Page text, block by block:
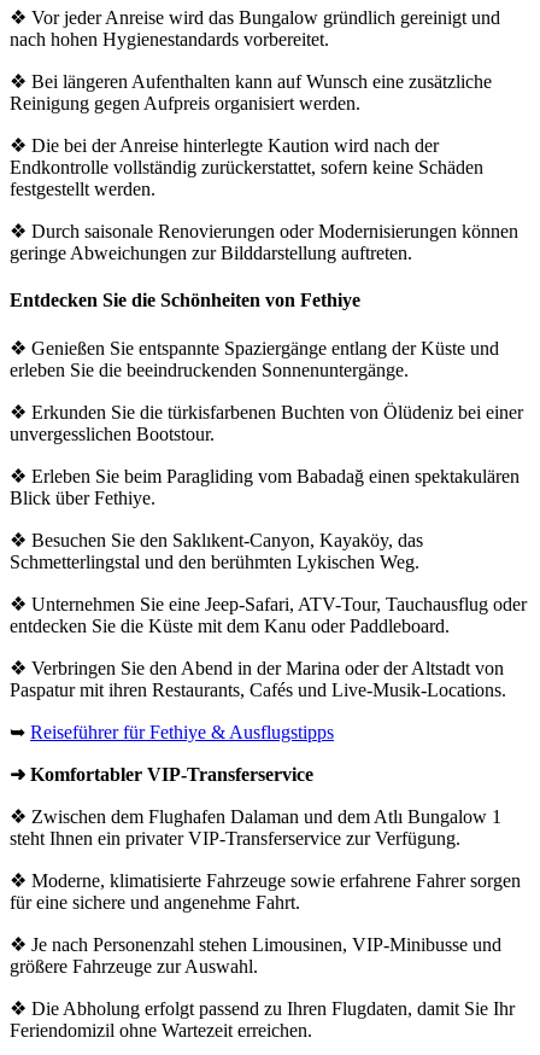
❖ Vor jeder Anreise wird das Bungalow gründlich gereinigt und
nach hohen Hygienestandards vorbereitet.
❖ Bei längeren Aufenthalten kann auf Wunsch eine zusätzliche
Reinigung gegen Aufpreis organisiert werden.
❖ Die bei der Anreise hinterlegte Kaution wird nach der
Endkontrolle vollständig zurückerstattet, sofern keine Schäden
festgestellt werden.
❖ Durch saisonale Renovierungen oder Modernisierungen können
geringe Abweichungen zur Bilddarstellung auftreten.
Entdecken Sie die Schönheiten von Fethiye
❖ Genießen Sie entspannte Spaziergänge entlang der Küste und
erleben Sie die beeindruckenden Sonnenuntergänge.
❖ Erkunden Sie die türkisfarbenen Buchten von Ölüdeniz bei einer
unvergesslichen Bootstour.
❖ Erleben Sie beim Paragliding vom Babadağ einen spektakulären
Blick über Fethiye.
❖ Besuchen Sie den Saklıkent-Canyon, Kayaköy, das
Schmetterlingstal und den berühmten Lykischen Weg.
❖ Unternehmen Sie eine Jeep-Safari, ATV-Tour, Tauchausflug oder
entdecken Sie die Küste mit dem Kanu oder Paddleboard.
❖ Verbringen Sie den Abend in der Marina oder der Altstadt von
Paspatur mit ihren Restaurants, Cafés und Live-Musik-Locations.
➥ Reiseführer für Fethiye & Ausflugstipps
➜ Komfortabler VIP-Transferservice
❖ Zwischen dem Flughafen Dalaman und dem Atlı Bungalow 1
steht Ihnen ein privater VIP-Transferservice zur Verfügung.
❖ Moderne, klimatisierte Fahrzeuge sowie erfahrene Fahrer sorgen
für eine sichere und angenehme Fahrt.
❖ Je nach Personenzahl stehen Limousinen, VIP-Minibusse und
größere Fahrzeuge zur Auswahl.
❖ Die Abholung erfolgt passend zu Ihren Flugdaten, damit Sie Ihr
Feriendomizil ohne Wartezeit erreichen.